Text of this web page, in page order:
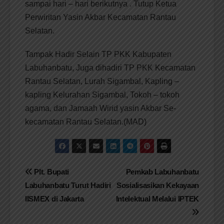
sampai hari – hari berikutnya . Tutup Ketua
Perwiritan Yasin Akbar Kecamatan Rantau
Selatan.
Tampak Hadir Selain TP PKK Kabupaten
Labuhanbatu, Juga dihadiri TP PKK Kecamatan
Rantau Selatan, Lurah Sigambal, Kapling –
kapling Kelurahan Sigambal, Tokoh – tokoh
agama, dan Jamaah Wirid yasin Akbar Se-
kecamatan Rantau Selatan.(MAD)
Navigasi
pos
Pemkab Labuhanbatu
Sosialisasikan Kekayaan
Intelektual Melalui IPTEK
Plt. Bupati
Labuhanbatu Turut Hadiri
IISMEX di Jakarta